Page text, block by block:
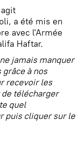
a été mis en
avec l'Armée
Haftar.
jamais manquer
à nos
recevoir les
télécharger
quel
puis cliquer sur le